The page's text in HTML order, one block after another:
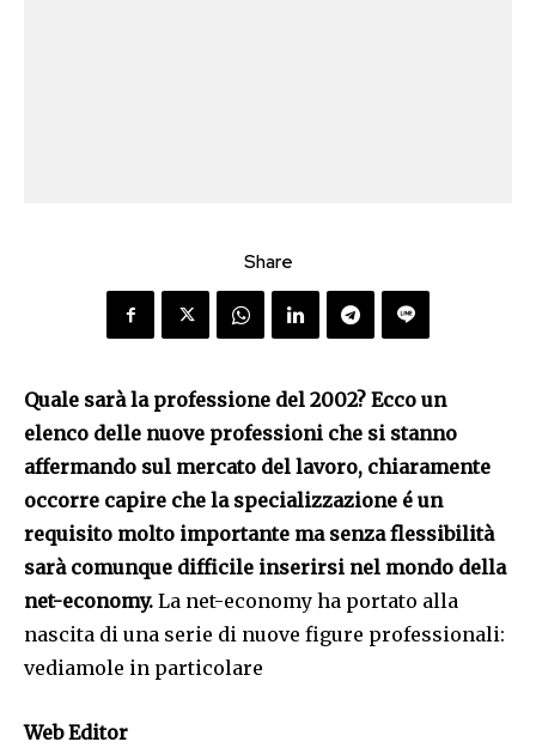
Share
Quale sarà la professione del 2002? Ecco un
elenco delle nuove professioni che si stanno
affermando sul mercato del lavoro, chiaramente
occorre capire che la specializzazione é un
requisito molto importante ma senza flessibilità
sarà comunque difficile inserirsi nel mondo della
net-economy. La net-economy ha portato alla
nascita di una serie di nuove figure professionali:
vediamole in particolare
Web Editor